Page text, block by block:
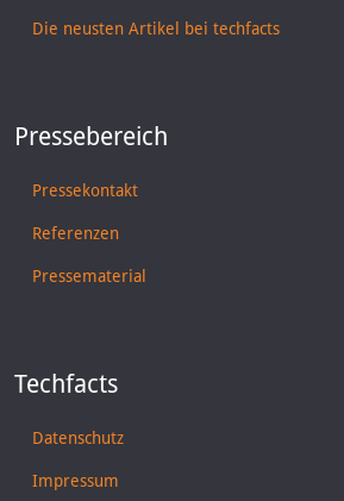
Die neusten Artikel bei techfacts
Pressebereich
Pressekontakt
Referenzen
Pressematerial
Techfacts
Datenschutz
Impressum